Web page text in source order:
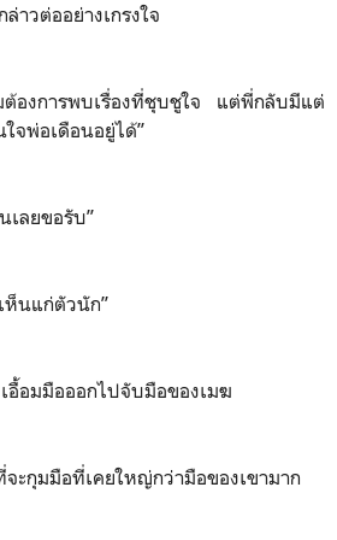
าวต่ออย่างเกรงใจ
ต้องการพบเรื่องที่ชุบชูใจ แต่พี่กลับมีแต่
ใจพ่อเดือนอยู่ได้”
เลยขอรับ”
ห็นแก่ตัวนัก”
อมมือออกไปจับมือของเมฆ
ะกุมมือที่เคยใหญ่กว่ามือของเขามาก